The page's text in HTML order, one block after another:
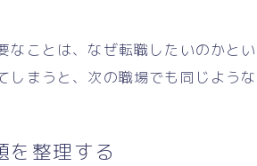
なことは、なぜ転職したいのかと
しまうと、次の職場でも同じよう
を整理する